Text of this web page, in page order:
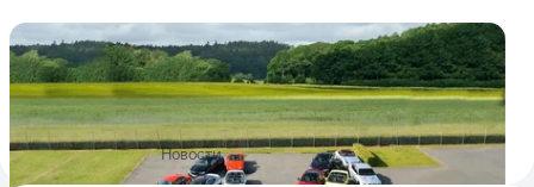
С молотка уйдёт коллекция спорткаров от
BMW M ценой больше 4 миллионов
долларов
Собрание охватывает период с 1975 по 2023 год
36 октября 2025Новости